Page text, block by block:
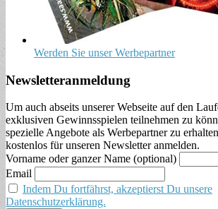
Werden Sie unser Werbepartner
Newsletteranmeldung
Um auch abseits unserer Webseite auf den
exklusiven Gewinnsspielen teilnehmen zu
spezielle Angebote als Werbepartner zu
kostenlos für unseren Newsletter anmelden.
Vorname oder ganzer Name (optional)
Email
Indem Du fortfährst, akzeptierst Du unsere
Datenschutzerklärung.